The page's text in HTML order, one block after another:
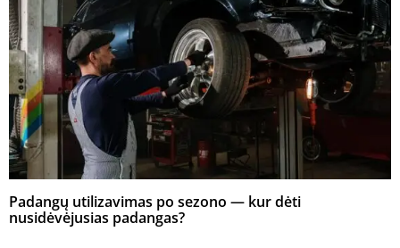
Padangų utilizavimas po sezono — kur dėti
nusidėvėjusias padangas?